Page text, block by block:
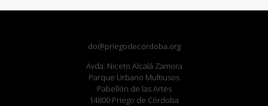
do@priegodecordoba.org
Avda. Niceto Alcalá Zamora
Parque Urbano Multiusos
Pabellón de las Artes
14800 Priego de Córdoba